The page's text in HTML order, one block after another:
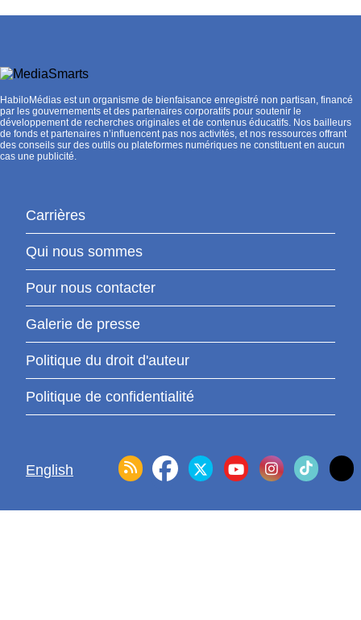
HabiloMédias est un organisme de bienfaisance enregistré non partisan, financé
par les gouvernements et des partenaires corporatifs pour soutenir le
développement de recherches originales et de contenus éducatifs. Nos bailleurs
de fonds et partenaires n’influencent pas nos activités, et nos ressources offrant
des conseils sur des outils ou plateformes numériques ne constituent en aucun
cas une publicité.
Carrières
Qui nous sommes
Pour nous contacter
Galerie de presse
Politique du droit d'auteur
Politique de confidentialité
English